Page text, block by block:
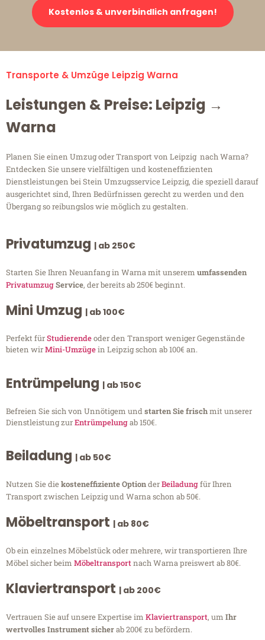
Kostenlos & unverbindlich anfragen!
Transporte & Umzüge Leipzig Warna
Leistungen & Preise: Leipzig →
Warna
Planen Sie einen Umzug oder Transport von Leipzig nach Warna?
Entdecken Sie unsere vielfältigen und kosteneffizienten
Dienstleistungen bei Stein Umzugsservice Leipzig, die speziell darauf
ausgerichtet sind, Ihren Bedürfnissen gerecht zu werden und den
Übergang so reibungslos wie möglich zu gestalten.
Privatumzug | ab 250€
Starten Sie Ihren Neuanfang in Warna mit unserem umfassenden
PrivatumzugService, der bereits ab 250€ beginnt.
Mini Umzug | ab 100€
Perfekt fürStudierendeoder den Transport weniger Gegenstände
bieten wirMini-Umzügein Leipzig schon ab 100€ an.
Entrümpelung | ab 150€
Befreien Sie sich von Unnötigem undstarten Sie frischmit unserer
Dienstleistung zurEntrümpelungab 150€.
Beiladung | ab 50€
Nutzen Sie diekosteneffiziente OptionderBeiladungfür Ihren
Transport zwischen Leipzig und Warna schon ab 50€.
Möbeltransport | ab 80€
Ob ein einzelnes Möbelstück oder mehrere, wir transportieren Ihre
Möbel sicher beim Möbeltransportnach Warna preiswert ab 80€.
Klaviertransport | ab 200€
Vertrauen Sie auf unsere Expertise im Klaviertransport, um Ihr
wertvolles Instrument sicherab 200€ zu befördern.